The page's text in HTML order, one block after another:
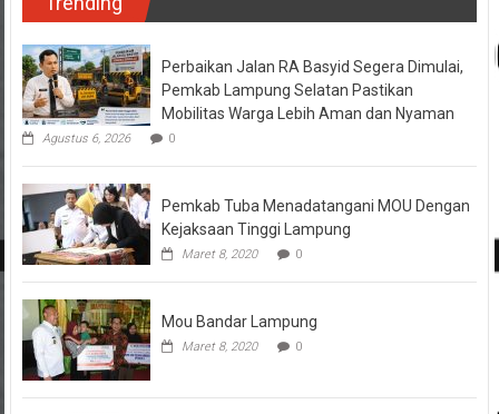
Perbaikan Jalan RA Basyid Segera Dimulai,
Pemkab Lampung Selatan Pastikan
Mobilitas Warga Lebih Aman dan Nyaman
Agustus 6, 2026 0
Pemkab Tuba Menadatangani MOU Dengan
Kejaksaan Tinggi Lampung
Maret 8, 2020 0
Mou Bandar Lampung
Maret 8, 2020 0